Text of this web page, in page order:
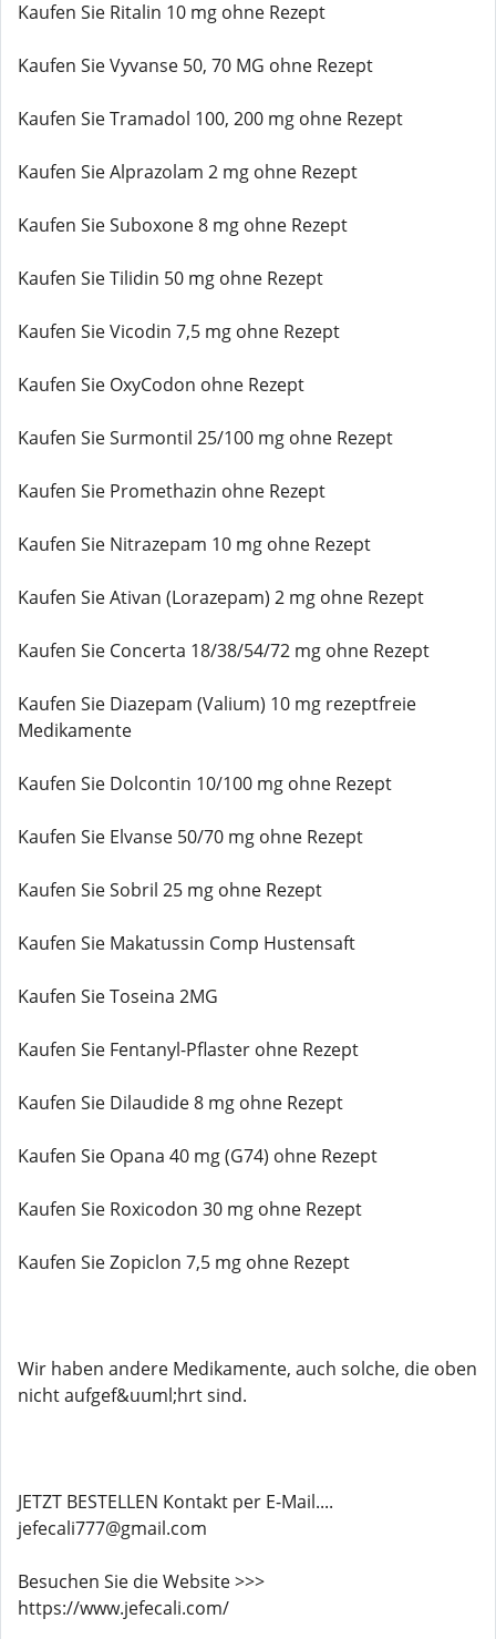
Kaufen Sie Ritalin 10 mg ohne Rezept
Kaufen Sie Vyvanse 50, 70 MG ohne Rezept
Kaufen Sie Tramadol 100, 200 mg ohne Rezept
Kaufen Sie Alprazolam 2 mg ohne Rezept
Kaufen Sie Suboxone 8 mg ohne Rezept
Kaufen Sie Tilidin 50 mg ohne Rezept
Kaufen Sie Vicodin 7,5 mg ohne Rezept
Kaufen Sie OxyCodon ohne Rezept
Kaufen Sie Surmontil 25/100 mg ohne Rezept
Kaufen Sie Promethazin ohne Rezept
Kaufen Sie Nitrazepam 10 mg ohne Rezept
Kaufen Sie Ativan (Lorazepam) 2 mg ohne Rezept
Kaufen Sie Concerta 18/38/54/72 mg ohne Rezept
Kaufen Sie Diazepam (Valium) 10 mg rezeptfreie
Medikamente
Kaufen Sie Dolcontin 10/100 mg ohne Rezept
Kaufen Sie Elvanse 50/70 mg ohne Rezept
Kaufen Sie Sobril 25 mg ohne Rezept
Kaufen Sie Makatussin Comp Hustensaft
Kaufen Sie Toseina 2MG
Kaufen Sie Fentanyl-Pflaster ohne Rezept
Kaufen Sie Dilaudide 8 mg ohne Rezept
Kaufen Sie Opana 40 mg (G74) ohne Rezept
Kaufen Sie Roxicodon 30 mg ohne Rezept
Kaufen Sie Zopiclon 7,5 mg ohne Rezept
Wir haben andere Medikamente, auch solche, die oben
nicht aufgef&uuml;hrt sind.
JETZT BESTELLEN Kontakt per E-Mail....
jefecali777@gmail.com
Besuchen Sie die Website >>>
https://www.jefecali.com/